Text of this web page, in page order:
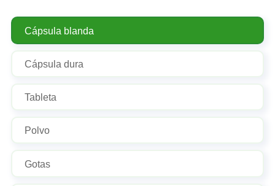
Cápsula blanda
Cápsula dura
Tableta
Polvo
Gotas